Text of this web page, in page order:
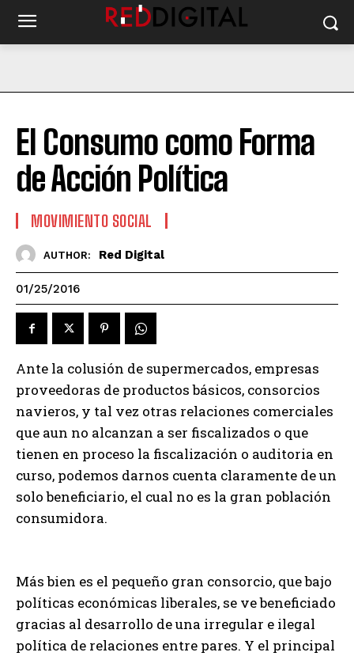
El Consumo como Forma
de Acción Política
MOVIMIENTO SOCIAL
AUTHOR: Red Digital
01/25/2016
Ante la colusión de supermercados, empresas
proveedoras de productos básicos, consorcios
navieros, y tal vez otras relaciones comerciales
que aun no alcanzan a ser fiscalizados o que
tienen en proceso la fiscalización o auditoria en
curso, podemos darnos cuenta claramente de un
solo beneficiario, el cual no es la gran población
consumidora.
Más bien es el pequeño gran consorcio, que bajo
políticas económicas liberales, se ve beneficiado
gracias al desarrollo de una irregular e ilegal
política de relaciones entre pares. Y el principal